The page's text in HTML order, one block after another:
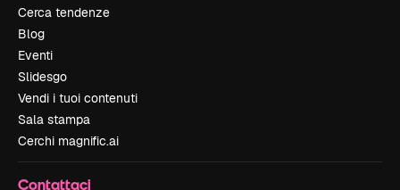
Cerca tendenze
Blog
Eventi
Slidesgo
Vendi i tuoi contenuti
Sala stampa
Cerchi magnific.ai
Contattaci